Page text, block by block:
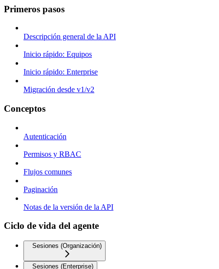
Primeros pasos
Descripción general de la API
Inicio rápido: Equipos
Inicio rápido: Enterprise
Migración desde v1/v2
Conceptos
Autenticación
Permisos y RBAC
Flujos comunes
Paginación
Notas de la versión de la API
Ciclo de vida del agente
Sesiones (Organización)
Sesiones (Enterprise)